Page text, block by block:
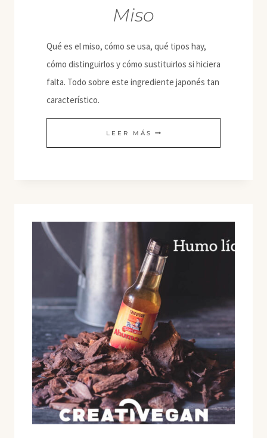
Miso
Qué es el miso, cómo se usa, qué tipos hay,
cómo distinguirlos y cómo sustituirlos si hiciera
falta. Todo sobre este ingrediente japonés tan
característico.
LEER MÁS MISO